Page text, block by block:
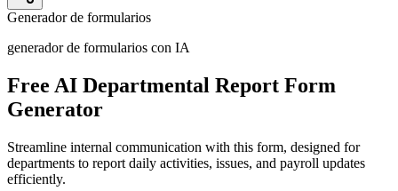
Generador de formularios
generador de formularios con IA
Free AI Departmental Report Form
Generator
Streamline internal communication with this form, designed for
departments to report daily activities, issues, and payroll updates
efficiently.